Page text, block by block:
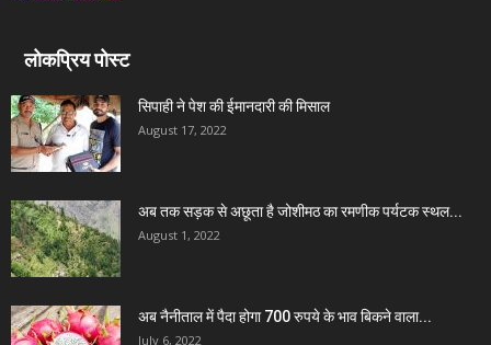
लोकप्रिय पोस्ट
सिपाही ने पेश की ईमानदारी की मिसाल
August 17, 2022
अब तक सड़क से अछूता है जोशीमठ का रमणीक पर्यटक स्थल...
August 1, 2022
अब नैनीताल में पैदा होगा 700 रुपये के भाव बिकने वाला...
July 6, 2022